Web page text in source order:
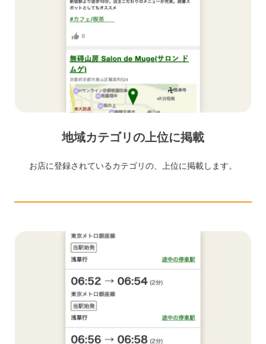
地域カテゴリの上位に掲載
お店に登録されているカテゴリの、上位に掲載します。